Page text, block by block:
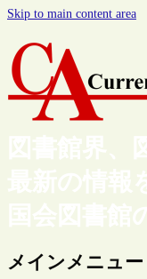
Skip to main content area
図書館界、
最新の情報
国会図書館
メインメニュー